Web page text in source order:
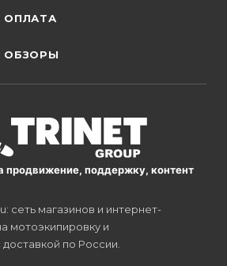
ОПЛАТА
ОБЗОРЫ
продвижение, поддержку, контент
сеть магазинов и интернет-
мотоэкипировку и
по России.